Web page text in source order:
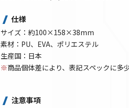
仕様
サイズ：約100×158×38mm
素材：PU、EVA、ポリエステル
生産国：日本
※商品個体差により、表記スペックに多
注意事項